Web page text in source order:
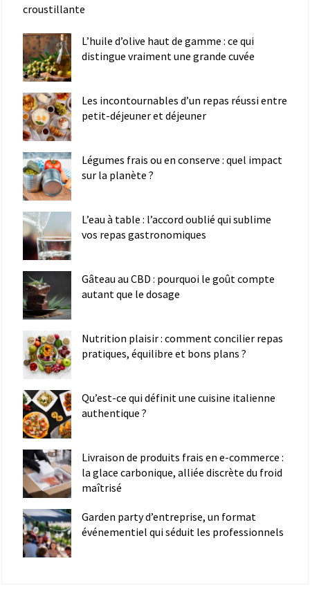
croustillante
L’huile d’olive haut de gamme : ce qui
distingue vraiment une grande cuvée
Les incontournables d’un repas réussi entre
petit-déjeuner et déjeuner
Légumes frais ou en conserve : quel impact
sur la planète ?
L’eau à table : l’accord oublié qui sublime
vos repas gastronomiques
Gâteau au CBD : pourquoi le goût compte
autant que le dosage
Nutrition plaisir : comment concilier repas
pratiques, équilibre et bons plans ?
Qu’est-ce qui définit une cuisine italienne
authentique ?
Livraison de produits frais en e-commerce :
la glace carbonique, alliée discrète du froid
maîtrisé
Garden party d’entreprise, un format
événementiel qui séduit les professionnels